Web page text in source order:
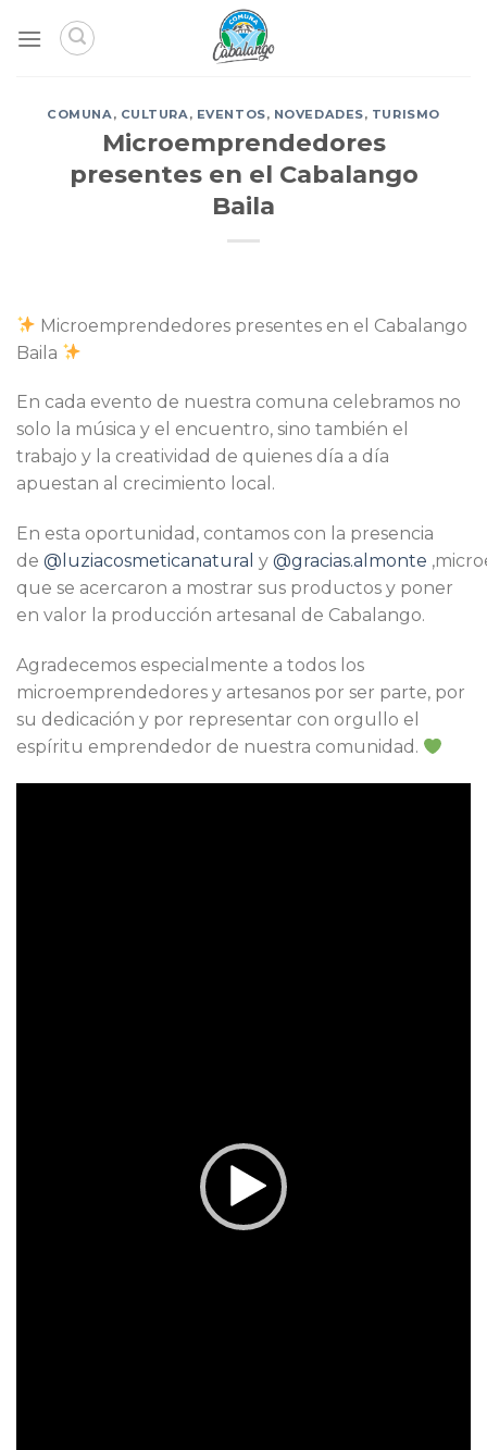
COMUNA, CULTURA, EVENTOS, NOVEDADES, TURISMO
Microemprendedores
presentes en el Cabalango
Baila
Microemprendedores presentes en el Cabalango
Baila
En cada evento de nuestra comuna celebramos no
solo la música y el encuentro, sino también el
trabajo y la creatividad de quienes día a día
apuestan al crecimiento local.
En esta oportunidad, contamos con la presencia
de @luziacosmeticanatural y @gracias.almonte
que se acercaron a mostrar sus productos y poner
en valor la producción artesanal de Cabalango.
Agradecemos especialmente a todos los
microemprendedores y artesanos por ser parte, por
su dedicación y por representar con orgullo el
espíritu emprendedor de nuestra comunidad.